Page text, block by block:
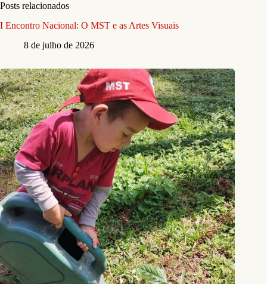
Posts relacionados
I Encontro Nacional: O MST e as Artes Visuais
8 de julho de 2026